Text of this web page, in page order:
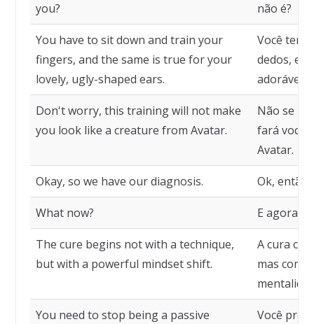
you?
não é?
You have to sit down and train your
fingers, and the same is true for your
lovely, ugly-shaped ears.
Você tem
dedos, e
adoráveis
Don't worry, this training will not make
you look like a creature from Avatar.
Não se
fará você
Avatar.
Okay, so we have our diagnosis. Ok, então
What now? E agora?
The cure begins not with a technique,
but with a powerful mindset shift.
A cura
mas com
You need to stop being a passive Você